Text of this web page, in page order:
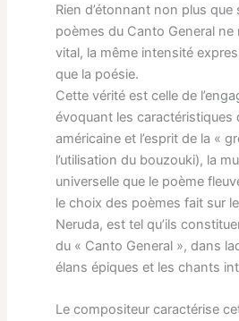
Rien d’étonnant non plus
poèmes du Canto General ne
vital, la même intensité
que la poésie.
Cette vérité est celle de
évoquant les caractéristiques
américaine et l’esprit de la «
l’utilisation du bouzouki), la
universelle que le poème
le choix des poèmes fait sur
Neruda, est tel qu’ils
du « Canto General », dans
élans épiques et les chants
Le compositeur caractérise